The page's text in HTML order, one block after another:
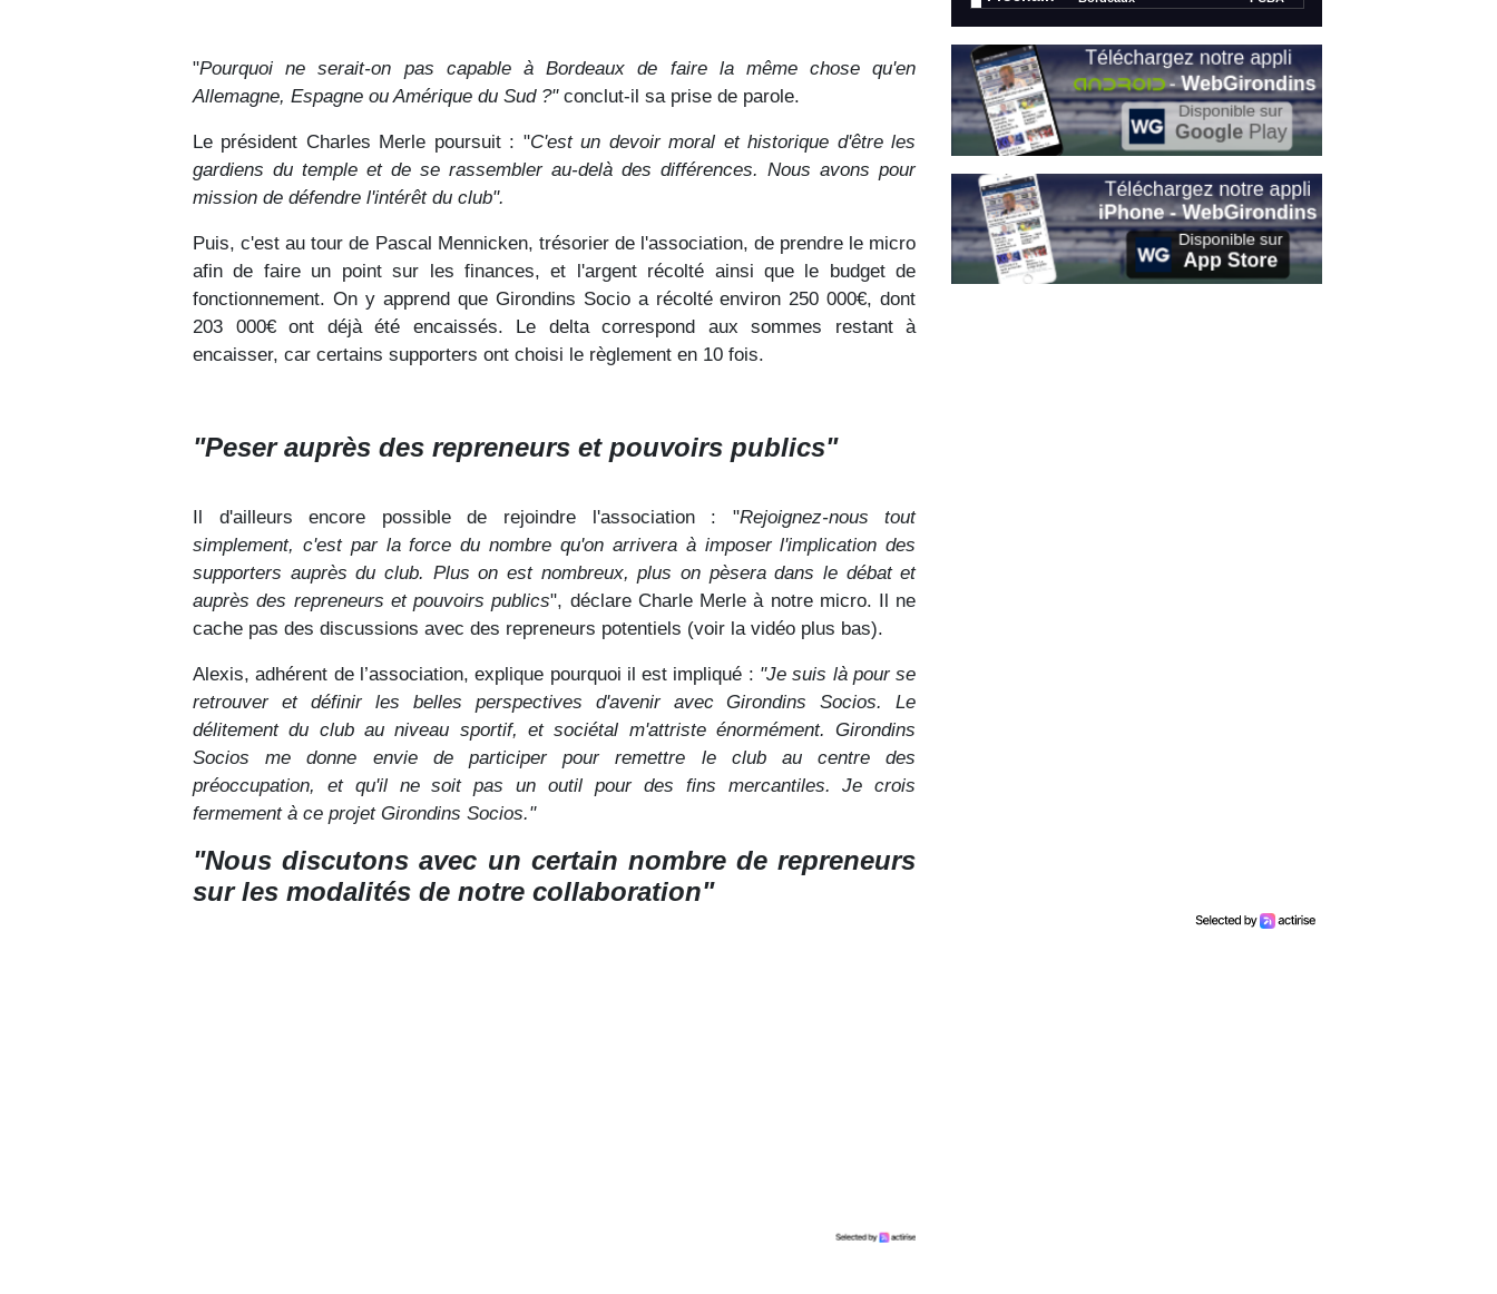
"Pourquoi ne serait-on pas capable à Bordeaux de faire la même chose qu'en
Allemagne, Espagne ou Amérique du Sud ?"conclut-il sa prise de parole.
Le président Charles Merle poursuit : "C'est un devoir moral et historique d'être les
gardiens du temple et de se rassembler au-delà des différences. Nous avons pour
mission de défendre l'intérêt du club".
Puis, c'est au tour de Pascal Mennicken, trésorier de l'association, de prendre le micro
afin de faire un point sur les finances, et l'argent récolté ainsi que le budget de
fonctionnement. On y apprend que Girondins Socio a récolté environ 250 000€, dont
203 000€ ont déjà été encaissés. Le delta correspond aux sommes restant à
encaisser, car certains supporters ont choisi le règlement en 10 fois.
"Peser auprès des repreneurs et pouvoirs publics"
Il d'ailleurs encore possible de rejoindre l'association : "Rejoignez-nous tout
simplement, c'est par la force du nombre qu'on arrivera à imposer l'implication des
supporters auprès du club. Plus on est nombreux, plus on pèsera dans le débat et
auprès des repreneurs et pouvoirs publics", déclare Charle Merle à notre micro. Il ne
cache pas des discussions avec des repreneurs potentiels (voir la vidéo plus bas).
Alexis, adhérent de l’association, explique pourquoi il est impliqué : "Je suis là pour se
retrouver et définir les belles perspectives d'avenir avec Girondins Socios. Le
délitement du club au niveau sportif, et sociétal m'attriste énormément. Girondins
Socios me donne envie de participer pour remettre le club au centre des
préoccupation, et qu'il ne soit pas un outil pour des fins mercantiles. Je crois
fermement à ce projet Girondins Socios."
"Nous discutons avec un certain nombre de repreneurs
sur les modalités de notre collaboration"